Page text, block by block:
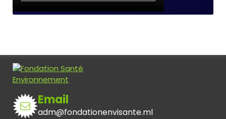
Email
adm@fondationenvisante.ml